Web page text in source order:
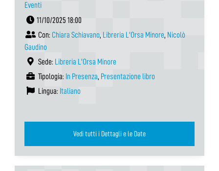
Eventi
11/10/2025 18:00
Con: Chiara Schiavano, Libreria L'Orsa Minore, Nicolò
Gaudino
Sede: Libreria L'Orsa Minore
Tipologia: In Presenza, Presentazione libro
Lingua: Italiano
Vedi tutti i Dettagli e le Date